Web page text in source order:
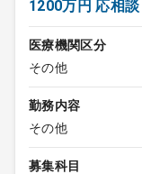
1200万円 応相談
医療機関区分
その他
勤務内容
その他
募集科目